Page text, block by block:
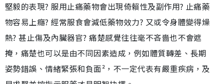
堅毅的表現? 服用止痛藥物會出現倚賴性及副作用? 止痛藥
物容易上癮? 經常服食會減低藥物效力? 又或令身體變得燥
熱? 甚止傷及內臟器官? 痛楚感覺往往毫不吝嗇也不會遮
掩，痛楚也可以是由不同因素造成，例如體質轉差、長期
姿勢錯誤、情緒緊張和負面²，不一定代表有嚴重疾病，及